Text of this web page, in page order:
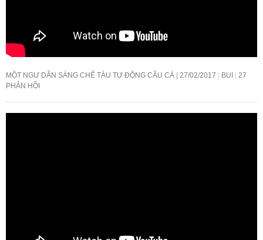
MỘT NGƯ DÂN SÁNG CHẾ TÀU TỰ ĐỘNG CÂU CÁ 27/02/2017 BUI
27
PHẢN HỒI